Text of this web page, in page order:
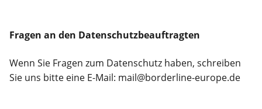
Fragen an den Datenschutzbeauftragten
Wenn Sie Fragen zum Datenschutz haben, schreiben
Sie uns bitte eine E-Mail: mail@borderline-europe.de